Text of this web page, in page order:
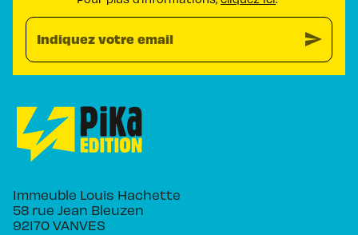
Indiquez votre email send
Immeuble Louis Hachette
58 rue Jean Bleuzen
92170 VANVES